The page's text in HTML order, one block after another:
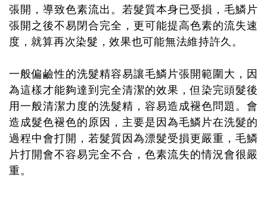
張開，導致色素流出。若髮質本身已受損，毛鱗片
張開之後不易閉合完全，更可能提高色素的流失速
度，就算再次染髮，效果也可能無法維持許久。
一般偏鹼性的洗髮精容易讓毛鱗片張開範圍大，因
為這樣才能夠達到完全清潔的效果，但染完頭髮後
用一般清潔力度的洗髮精，容易造成褪色問題。會
造成髮色褪色的原因，主要是因為毛鱗片在洗髮的
過程中會打開，若髮質因為漂髮受損更嚴重，毛鱗
片打開會不容易完全不合，色素流失的情況會很嚴
重。